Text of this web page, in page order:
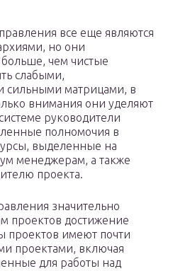
все еще являются
но они
чем чистые
слабыми,
сильными матрицами, в
внимания они уделяют
руководители
полномочия в
выделенные на
менеджерам, а также
проекта.
значительно
проектов достижение
проектов имеют почти
проектами, включая
для работы над